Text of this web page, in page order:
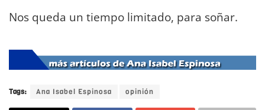
Nos queda un tiempo limitado, para soñar.
Tags: Ana Isabel Espinosa opinión